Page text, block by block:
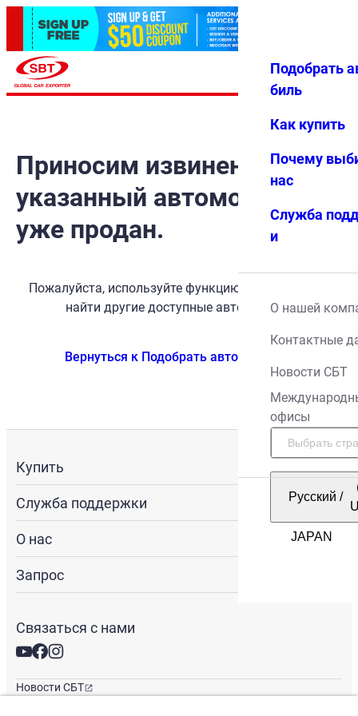
Избранн
Меню
Подобрать
биль
Как купить
Почему
нас
Служба
и
О нашей
Контактные
Новости СБТ
офисы
Русский /
Приносим извинения, но
указанный автомобиль
уже продан.
Пожалуйста, используйте функцию поиска, чтобы
найти другие доступные автомобили.
Вернуться к Подобрать автомобиль
Купить
Служба поддержки
О нас
Запрос
Связаться с нами
Новости СБТ